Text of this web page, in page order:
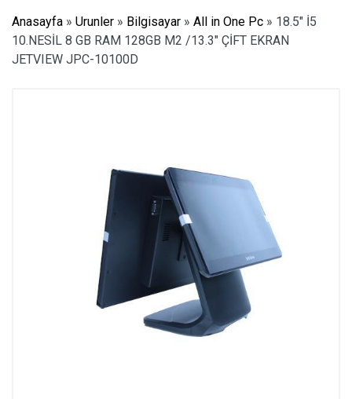
Anasayfa » Urunler » Bilgisayar » All in One Pc » 18.5″ İ5
10.NESİL 8 GB RAM 128GB M2 /13.3″ ÇİFT EKRAN
JETVIEW JPC-10100D